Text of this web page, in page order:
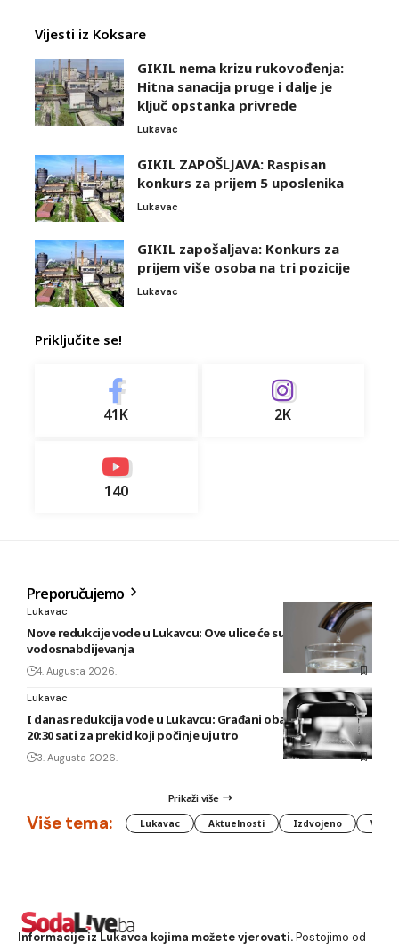
Vijesti iz Koksare
GIKIL nema krizu rukovođenja:
Hitna sanacija pruge i dalje je
ključ opstanka privrede
Lukavac
GIKIL ZAPOŠLJAVA: Raspisan
konkurs za prijem 5 uposlenika
Lukavac
GIKIL zapošaljava: Konkurs za
prijem više osoba na tri pozicije
Lukavac
Priključite se!
41K 2K
140
Preporučujemo
Lukavac
Nove redukcije vode u Lukavcu: Ove ulice će sutra biti bez
vodosnabdijevanja
4. Augusta 2026.
Lukavac
I danas redukcija vode u Lukavcu: Građani obaviješteni tek u
20:30 sati za prekid koji počinje ujutro
3. Augusta 2026.
Prikaži više
Više tema: Lukavac Aktuelnosti Izdvojeno
Informacije iz Lukavca kojima možete vjerovati.Postojimo od